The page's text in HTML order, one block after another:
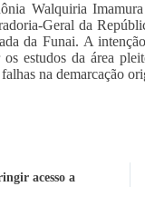
Walquiria
Geral da
da Funai. A
estudos da área
na demarcação
acesso a